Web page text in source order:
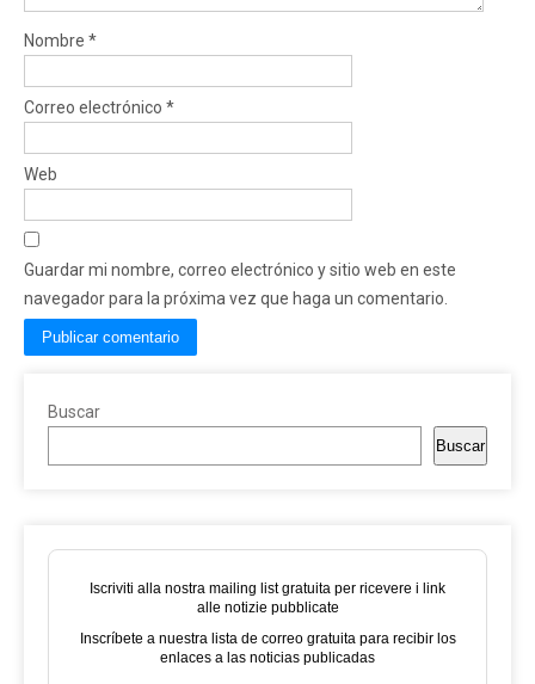
Nombre *
Correo electrónico *
Web
Guardar mi nombre, correo electrónico y sitio web en este
navegador para la próxima vez que haga un comentario.
Buscar
Buscar
Iscriviti alla nostra mailing list gratuita per ricevere i link
alle notizie pubblicate
Inscríbete a nuestra lista de correo gratuita para recibir los
enlaces a las noticias publicadas